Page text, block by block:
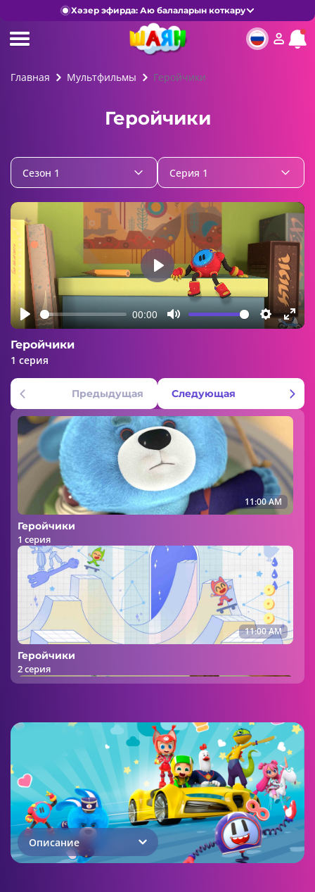
Хәзер эфирда: Аю балаларын коткару
Главная Мультфильмы Геройчики
Геройчики
Сезон 1 Серия 1
Play
00:00
Mute Settings
Play
Геройчики
1 серия
Предыдущая Следующая
11:00 AM
Геройчики
1 серия
11:00 AM
Геройчики
2 серия
11:00 AM
Геройчики
3 серия
Описание